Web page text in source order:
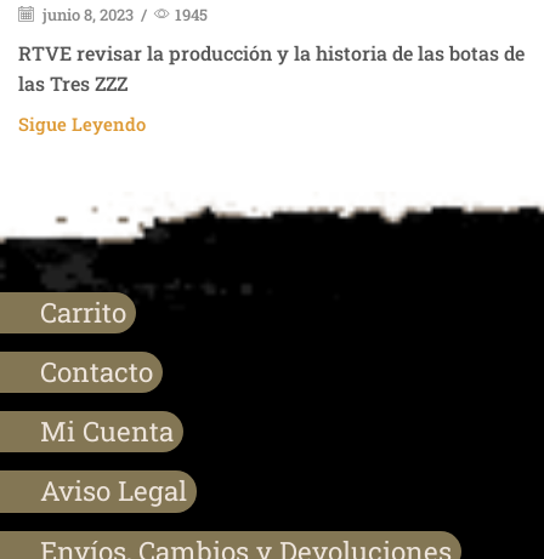
junio 8, 2023 / 1945
RTVE revisar la producción y la historia de las botas de
las Tres ZZZ
Sigue Leyendo
Carrito
Contacto
Mi Cuenta
Aviso Legal
Envíos, Cambios y Devoluciones